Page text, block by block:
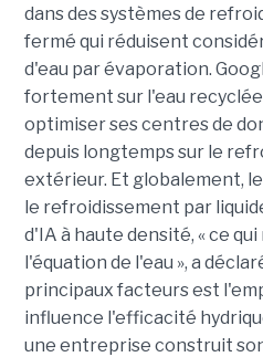
dans des systèmes de
fermé qui réduisent
d'eau par évaporation.
fortement sur l'eau
optimiser ses centres de
depuis longtemps sur le
extérieur. Et globalement,
le refroidissement par
d'IA à haute densité, « ce
l'équation de l'eau », a
principaux facteurs est
influence l'efficacité
une entreprise construit